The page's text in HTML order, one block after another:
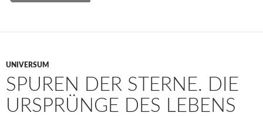
UNIVERSUM
SPUREN DER STERNE. DIE
URSPRÜNGE DES LEBENS